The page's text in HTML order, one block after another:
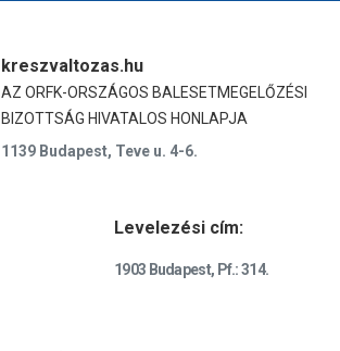
kreszvaltozas.hu
AZ ORFK-ORSZÁGOS BALESETMEGELŐZÉSI
BIZOTTSÁG HIVATALOS HONLAPJA
1139 Budapest, Teve u. 4-6.
Levelezési cím:
1903 Budapest, Pf.: 314.